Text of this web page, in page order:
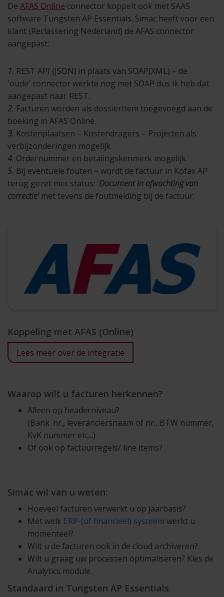
De AFAS Online connector koppelt ook met SAAS
software Tungsten AP Essentials. Simac heeft voor een
klant (Reclassering Nederland) de AFAS connector
aangepast:
1. REST API (JSON) in plaats van SOAP(XML) – de
'oude' connector werkte nog met SOAP dus ik heb dat
aangepast naar REST.
2. Facturen worden als dossierItem toegevoegd aan de
boeking in AFAS Online.
3. Kostenplaatsen – Kostendragers – Projecten als
verbijzonderingen mogelijk.
4. Ordernummer en betalingskenmerk mogelijk.
5. Bij eventuele fouten – wordt de factuur in Kofax AP
terug gezet met status: 'Document in afwachting van
correctie'met tevens de foutmelding bij de factuur.
Koppeling met AFAS (Online)
Lees meer over de integratie
Waarop wilt u facturen herkennen?
Alleen op headerniveau?
(Bank. nr., leveranciersnaam of nr., BTW nummer,
KvK nummer etc...)
Of ook op factuurregels/ line items?
Simac wil van u weten:
Hoeveel facturen verwerkt u op jaarbasis?
Met welk ERP-(of financieel) systeem werkt u
momenteel?
Wilt u de facturen ook in de cloud archiveren?
Wilt u graag uw processen optimaliseren? Kies de
Analytics module.
Standaard in Tungsten AP Essentials